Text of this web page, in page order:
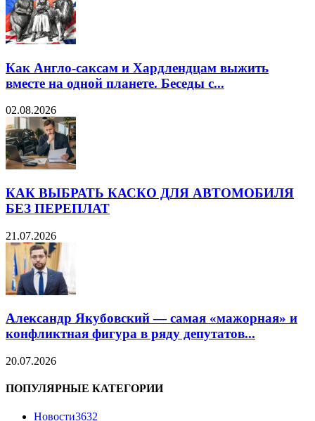
Как Англо-саксам и Хардлендцам выжить
вместе на одной планете. Беседы с...
02.08.2026
КАК ВЫБРАТЬ КАСКО ДЛЯ АВТОМОБИЛЯ
БЕЗ ПЕРЕПЛАТ
21.07.2026
Александр Якубовский — самая «мажорная» и
конфликтная фигура в ряду депутатов...
20.07.2026
ПОПУЛЯРНЫЕ КАТЕГОРИИ
Новости3632